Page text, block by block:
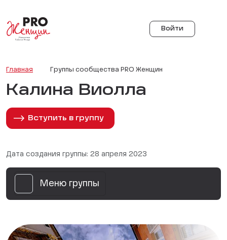
Войти
Главная Группы сообщества PRO Женщин
Калина Виолла
Вступить в группу
Дата создания группы: 28 апреля 2023
Меню группы